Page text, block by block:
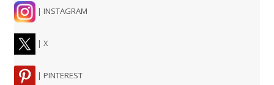
| INSTAGRAM
| X
| PINTEREST